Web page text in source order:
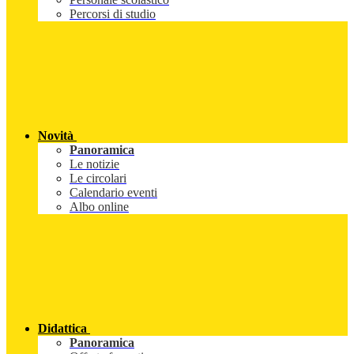
Percorsi di studio
Novità
Panoramica
Le notizie
Le circolari
Calendario eventi
Albo online
Didattica
Panoramica